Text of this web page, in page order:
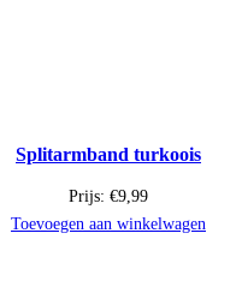
Splitarmband turkoois
Prijs: €9,99
Toevoegen aan winkelwagen